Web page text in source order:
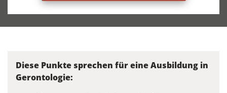
Diese Punkte sprechen für eine Ausbildung in
Gerontologie: